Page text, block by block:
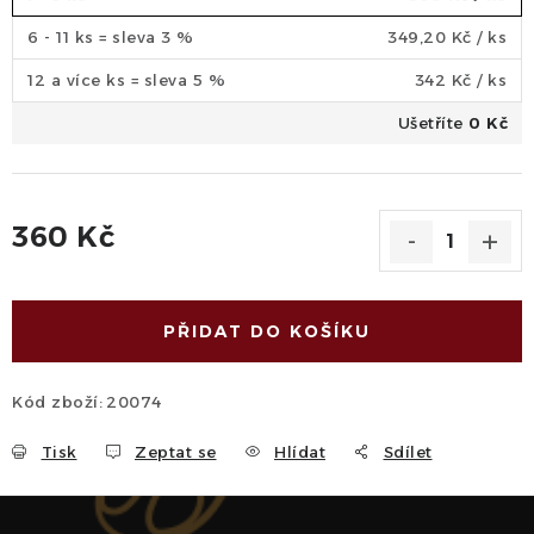
6 - 11 ks = sleva 3 % 349,20 Kč / ks
12 a více ks = sleva 5 % 342 Kč / ks
Ušetříte 0 Kč
360 Kč
PŘIDAT DO KOŠÍKU
Kód zboží: 20074
Tisk Zeptat se Hlídat Sdílet